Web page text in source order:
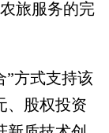
旅服务的完
方式支持该
、股权投资